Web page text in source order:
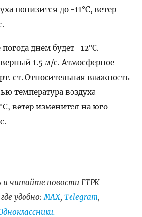
понизится до -11°C, ветер
днем будет -12°C.
1.5 м/с. Атмосферное
ст. Относительная влажность
температура воздуха
ветер изменится на юго-
и читайте новости ГТРК
удобно:МАХ, Telegram,